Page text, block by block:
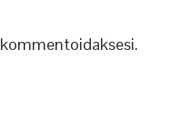
kommentoidaksesi.